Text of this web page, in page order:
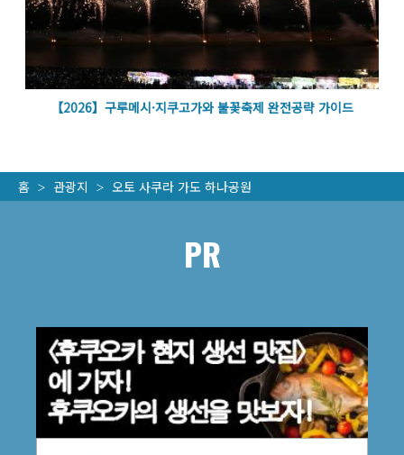
【2026】구루메시·지쿠고가와 불꽃축제 완전공략 가이드
홈 관광지 오토 사쿠라 가도 하나공원
PR